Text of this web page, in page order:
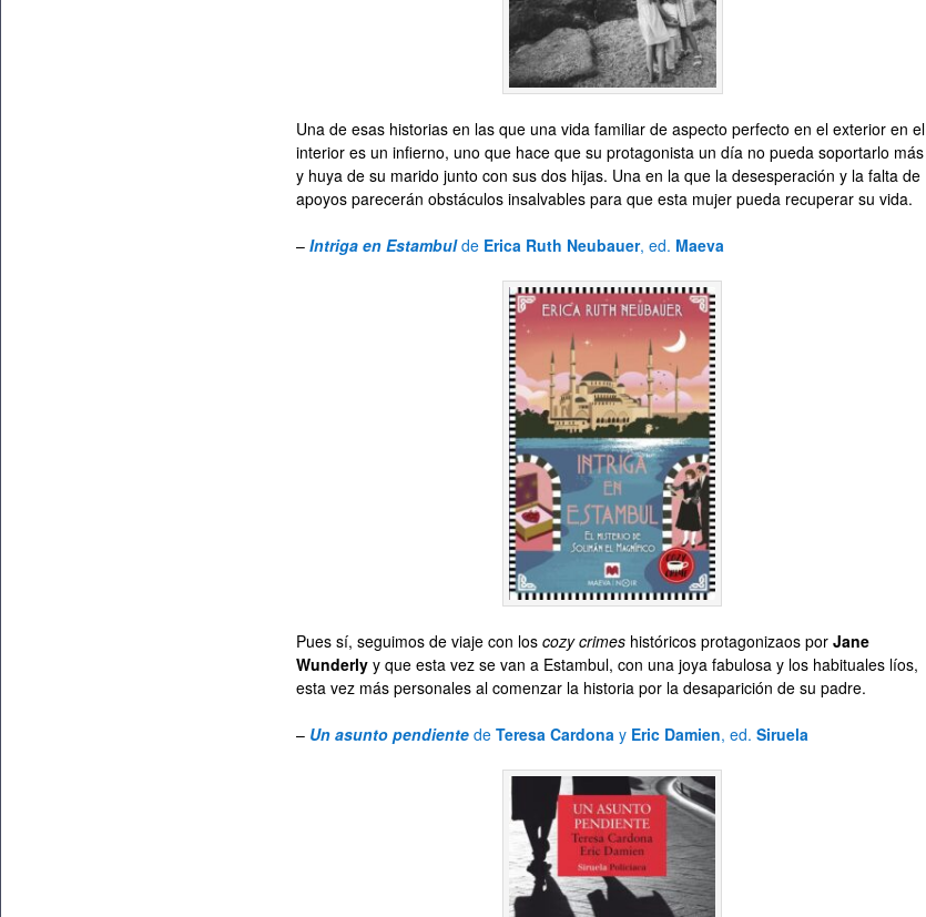
Una de esas historias en las que una vida familiar de aspecto perfecto en el exterior en el
interior es un infierno, uno que hace que su protagonista un día no pueda soportarlo más
y huya de su marido junto con sus dos hijas. Una en la que la desesperación y la falta de
apoyos parecerán obstáculos insalvables para que esta mujer pueda recuperar su vida.
– Intriga en Estambul de Erica Ruth Neubauer, ed. Maeva
Pues sí, seguimos de viaje con los cozy crimes históricos protagonizaos por Jane
Wunderly y que esta vez se van a Estambul, con una joya fabulosa y los habituales líos,
esta vez más personales al comenzar la historia por la desaparición de su padre.
– Un asunto pendiente de Teresa Cardona y Eric Damien, ed. Siruela